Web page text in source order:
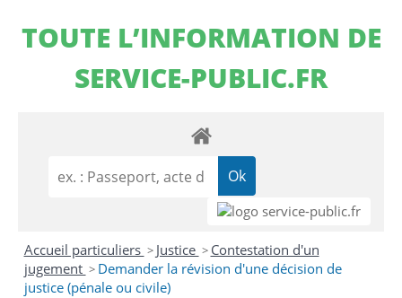
TOUTE L’INFORMATION DE
SERVICE-PUBLIC.FR
Accueil particuliers > Justice > Contestation d'un
jugement > Demander la révision d'une décision de
justice (pénale ou civile)